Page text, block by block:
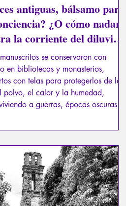
antiguas, bálsamo para
¿O cómo nadar
la corriente del diluvio
y sus remolinos...?
se conservaron con
en bibliotecas y monasterios,
con telas para protegerlos de la
polvo, el calor y la humedad,
a guerras, épocas oscuras,
copiaban los libros a mano, a
IX y X, al escasear los
la economía se hizo necesaria:
copiar en minúsculas en lugar
ahorrando así espacio.